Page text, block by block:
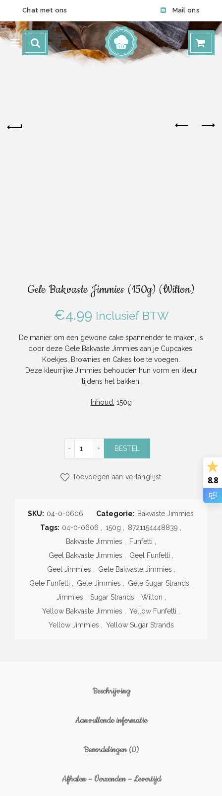
Chat met ons Mail ons
Gele Bakvaste Jimmies (150g) (Wilton)
€4.99 Inclusief BTW
De manier om een ​​gewone cake spannender te maken, is
door deze Gele Bakvaste Jimmies aan je Cupcakes,
Koekjes, Brownies en Cakes toe te voegen.
Deze kleurrijke Jimmies behouden hun vorm en kleur
tijdens het bakken.
Inhoud: 150g
BESTEL
Toevoegen aan verlanglijst
SKU: 04-0-0606 Categorie: Bakvaste Jimmies
Tags: 04-0-0606 150g 8721154448839
Bakvaste Jimmies
Funfetti
Geel Bakvaste Jimmies
Geel Funfetti
Geel Jimmies
Gele Bakvaste Jimmies
Gele Funfetti
Gele Jimmies Gele Sugar Strands
Jimmies
Sugar Strands Wilton
Yellow Bakvaste Jimmies
Yellow Funfetti
Yellow Jimmies
Yellow Sugar Strands
Beschrijving
Aanvullende informatie
Beoordelingen (0)
Afhalen – Verzenden – Levertijd
8.8